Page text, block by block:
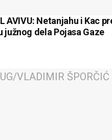
AVIVU: Netanjahu i Kac
južnog dela Pojasa Gaze